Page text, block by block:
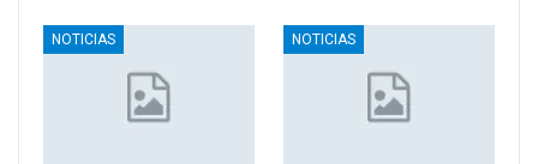
NOTICIAS NOTICIAS